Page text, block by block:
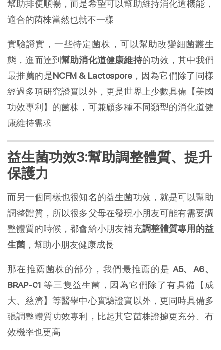
幫助排便順暢，而是希望可以幫助維持消化道機能，
適合的菌株當然也就不一樣
實驗證實，一些特定菌株，可以幫助改變細菌叢生
態，進而達到幫助消化道健康維持的功效，其中我們
最推薦的是NCFM & Lactospore，因為它們除了同樣
經過多項研究證實以外，更是世界上少數具備【美國
功效專利】的菌株，可兼顧多種不同類型的消化道健
康維持需求
益生菌功效3:幫助調整體質、提升
保護力
而另一個同樣也很知名的益生菌功效，就是可以幫助
調整體質，所以很多父母在發現小朋友可能有需要調
整體質的時候，都會給小朋友補充調整體質專用的益
生菌 ，幫助小朋友健康成長
那在推薦菌株的部分，我們最推薦的是 A5、A6、
BRAP-01 等三隻益生菌，因為它們除了有具備【成
大、慈濟】等醫學中心實驗證實以外，更同時具備多
張調整體質功效專利，比起其它菌株證據更充分、有
效機率也更高